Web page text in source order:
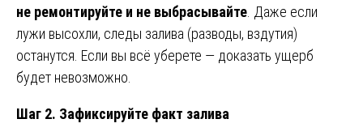
не ремонтируйте и не выбрасывайте. Даже если
лужи высохли, следы залива (разводы, вздутия)
останутся. Если вы всё уберете — доказать ущерб
будет невозможно.
Шаг 2. Зафиксируйте факт залива